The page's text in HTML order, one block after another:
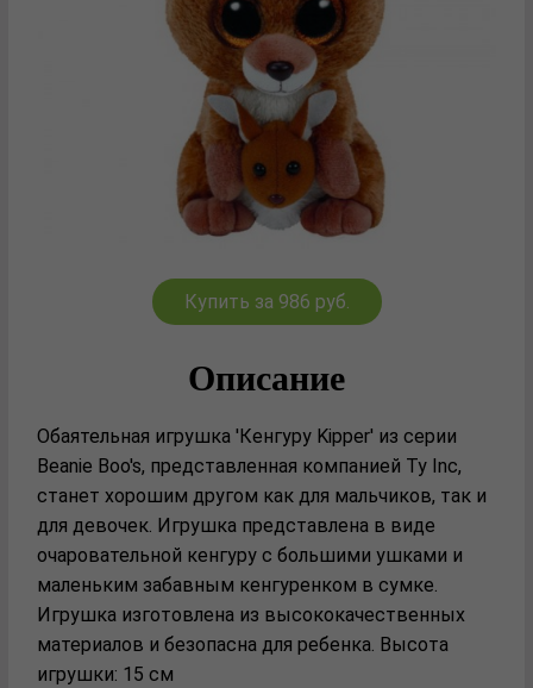
Купить за 986 руб.
Описание
Обаятельная игрушка 'Кенгуру Kipper' из серии
Beanie Boo's, представленная компанией Ty Inc,
станет хорошим другом как для мальчиков, так и
для девочек. Игрушка представлена в виде
очаровательной кенгуру с большими ушками и
маленьким забавным кенгуренком в сумке.
Игрушка изготовлена из высококачественных
материалов и безопасна для ребенка. Высота
игрушки: 15 см